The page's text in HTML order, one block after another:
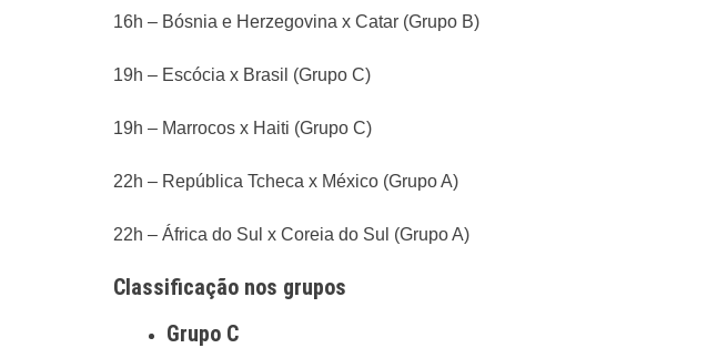
16h – Bósnia e Herzegovina x Catar (Grupo B)
19h – Escócia x Brasil (Grupo C)
19h – Marrocos x Haiti (Grupo C)
22h – República Tcheca x México (Grupo A)
22h – África do Sul x Coreia do Sul (Grupo A)
Classificação nos grupos
Grupo C